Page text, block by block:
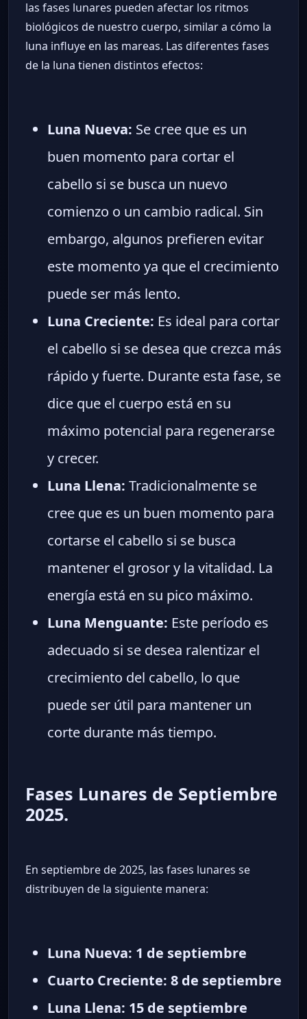
las fases lunares pueden afectar los ritmos
biológicos de nuestro cuerpo, similar a cómo la
luna influye en las mareas. Las diferentes fases
de la luna tienen distintos efectos:
Luna Nueva: Se cree que es un
buen momento para cortar el
cabello si se busca un nuevo
comienzo o un cambio radical. Sin
embargo, algunos prefieren evitar
este momento ya que el crecimiento
puede ser más lento.
Luna Creciente: Es ideal para cortar
el cabello si se desea que crezca más
rápido y fuerte. Durante esta fase, se
dice que el cuerpo está en su
máximo potencial para regenerarse
y crecer.
Luna Llena: Tradicionalmente se
cree que es un buen momento para
cortarse el cabello si se busca
mantener el grosor y la vitalidad. La
energía está en su pico máximo.
Luna Menguante: Este período es
adecuado si se desea ralentizar el
crecimiento del cabello, lo que
puede ser útil para mantener un
corte durante más tiempo.
Fases Lunares de Septiembre
2025.
En septiembre de 2025, las fases lunares se
distribuyen de la siguiente manera:
Luna Nueva: 1 de septiembre
Cuarto Creciente: 8 de septiembre
Luna Llena: 15 de septiembre